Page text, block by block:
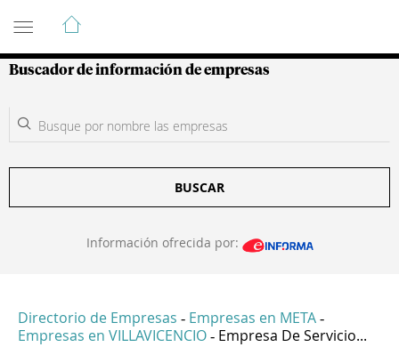
Guía de Empresas Colombianas
Buscador de información de empresas
BUSCAR
Información ofrecida por:
Directorio de Empresas - Empresas en META -
Empresas en VILLAVICENCIO - Empresa De Servicio...